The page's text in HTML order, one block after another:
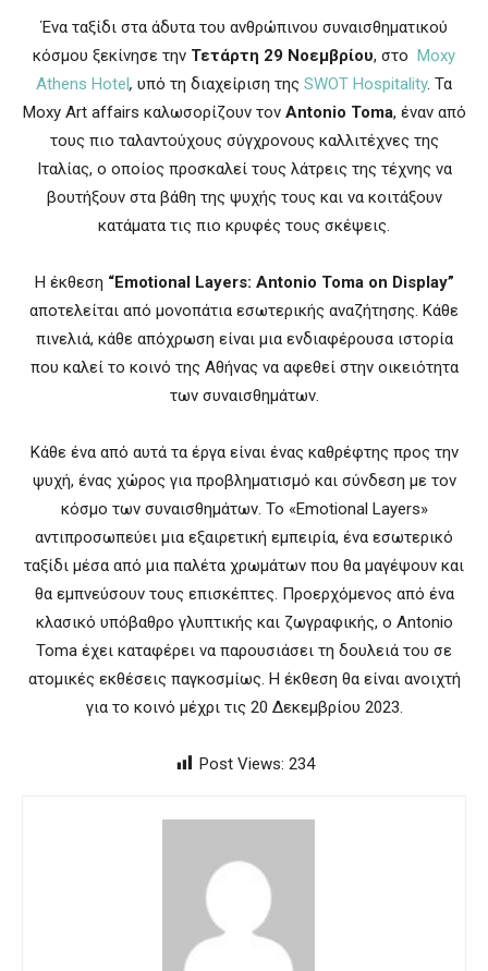
Ένα ταξίδι στα άδυτα του ανθρώπινου συναισθηματικού
κόσμου ξεκίνησε την Τετάρτη 29 Νοεμβρίου, στο Moxy
Athens Hotel, υπό τη διαχείριση της SWOT Hospitality. Τα
Moxy Art affairs καλωσορίζουν τον Antonio Toma, έναν από
τους πιο ταλαντούχους σύγχρονους καλλιτέχνες της
Ιταλίας, ο οποίος προσκαλεί τους λάτρεις της τέχνης να
βουτήξουν στα βάθη της ψυχής τους και να κοιτάξουν
κατάματα τις πιο κρυφές τους σκέψεις.
Η έκθεση “Emotional Layers: Antonio Toma on Display”
αποτελείται από μονοπάτια εσωτερικής αναζήτησης. Κάθε
πινελιά, κάθε απόχρωση είναι μια ενδιαφέρουσα ιστορία
που καλεί το κοινό της Αθήνας να αφεθεί στην οικειότητα
των συναισθημάτων.
Κάθε ένα από αυτά τα έργα είναι ένας καθρέφτης προς την
ψυχή, ένας χώρος για προβληματισμό και σύνδεση με τον
κόσμο των συναισθημάτων. Το «Emotional Layers»
αντιπροσωπεύει μια εξαιρετική εμπειρία, ένα εσωτερικό
ταξίδι μέσα από μια παλέτα χρωμάτων που θα μαγέψουν και
θα εμπνεύσουν τους επισκέπτες. Προερχόμενος από ένα
κλασικό υπόβαθρο γλυπτικής και ζωγραφικής, ο Antonio
Toma έχει καταφέρει να παρουσιάσει τη δουλειά του σε
ατομικές εκθέσεις παγκοσμίως. Η έκθεση θα είναι ανοιχτή
για το κοινό μέχρι τις 20 Δεκεμβρίου 2023.
Post Views: 234